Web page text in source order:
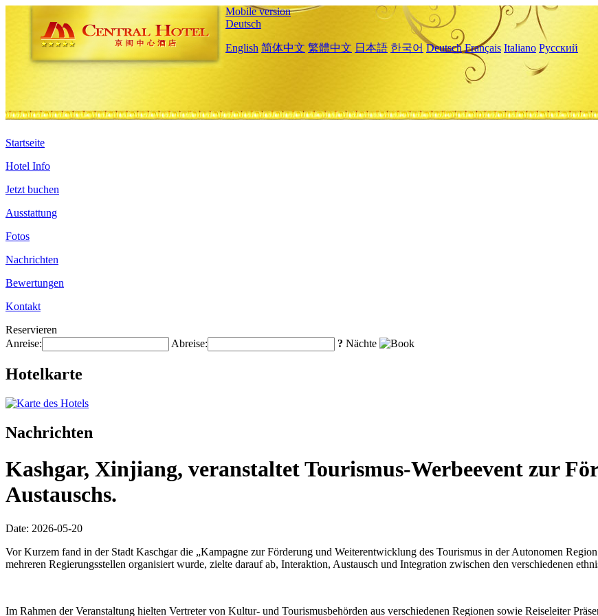
Mobile version
Deutsch
English 简体中文 繁體中文 日本語 한국어 Deutsch Français Italiano Русский
Startseite
Hotel Info
Jetzt buchen
Ausstattung
Fotos
Nachrichten
Bewertungen
Kontakt
Reservieren
Anreise:
Abreise: ? Nächte
Hotelkarte
Nachrichten
Kashgar, Xinjiang, veranstaltet Tourismus-Werbeevent zur
Austauschs.
Date: 2026-05-20
Vor Kurzem fand in der Stadt Kaschgar die „Kampagne zur Förderung und Weiterentwicklung des Tourismus in der Autonomen
mehreren Regierungsstellen organisiert wurde, zielte darauf ab, Interaktion, Austausch und Integration zwischen den verschiedenen
Im Rahmen der Veranstaltung hielten Vertreter von Kultur- und Tourismusbehörden aus verschiedenen Regionen sowie Reiseleiter